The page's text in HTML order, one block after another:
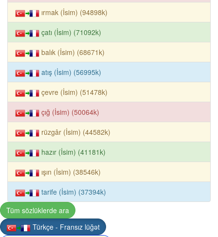
ırmak (İsim) (94898k)
çatı (İsim) (71092k)
balık (İsim) (68671k)
atış (İsim) (56995k)
çevre (İsim) (51478k)
çığ (İsim) (50064k)
rüzgâr (İsim) (44582k)
hazır (İsim) (41181k)
ışın (İsim) (38546k)
tarife (İsim) (37394k)
Tüm sözlüklerde ara
Türkçe - Fransız lüğət